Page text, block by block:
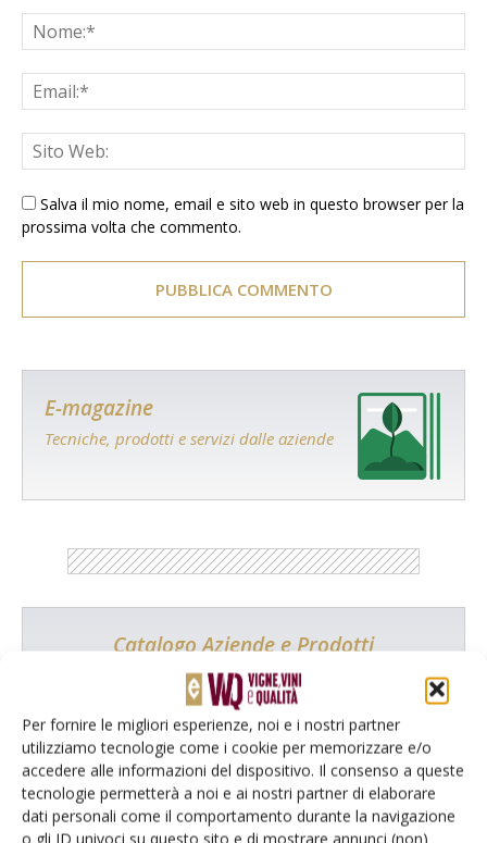
Per fornire le migliori esperienze, noi e i nostri partner
utilizziamo tecnologie come i cookie per memorizzare e/o
accedere alle informazioni del dispositivo. Il consenso a queste
tecnologie permetterà a noi e ai nostri partner di elaborare
dati personali come il comportamento durante la navigazione
o gli ID univoci su questo sito e di mostrare annunci (non)
Salva il mio nome, email e sito web in questo browser per la
prossima volta che commento.
E-magazine
Tecniche, prodotti e servizi dalle aziende
Catalogo Aziende e Prodotti
Un modo semplice per cercare un'azienda o un
prodotto!
Cerca adesso